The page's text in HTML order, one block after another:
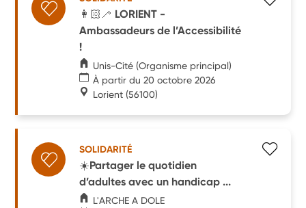
👩🏻‍🦯 LORIENT -
Ambassadeurs de l’Accessibilité
!
Unis-Cité (Organisme principal)
À partir du 20 octobre 2026
Lorient (56100)
SOLIDARITÉ
☀️Partager le quotidien
d’adultes avec un handicap ...
L'ARCHE A DOLE